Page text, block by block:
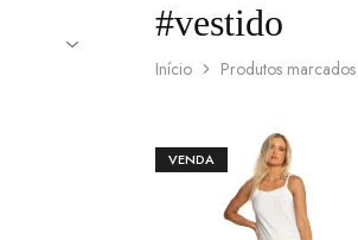
#vestido
Início Produtos
VENDA